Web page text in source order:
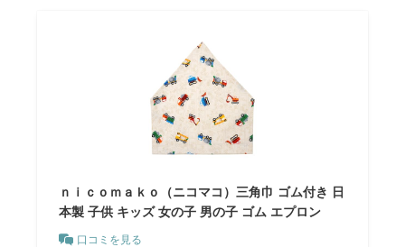
ｎｉｃｏｍａｋｏ（ニコマコ）三角巾 ゴム付き 日
本製 子供 キッズ 女の子 男の子 ゴム エプロン
口コミを見る